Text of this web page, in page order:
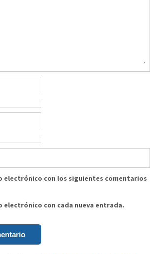
electrónico con los siguientes comentarios
electrónico con cada nueva entrada.